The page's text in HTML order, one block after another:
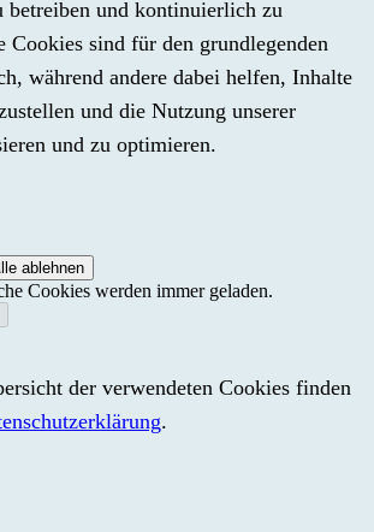
betreiben und kontinuierlich zu
Cookies sind für den grundlegenden
während andere dabei helfen, Inhalte
und die Nutzung unserer
und zu optimieren.
Cookies werden immer geladen.
der verwendeten Cookies finden
.